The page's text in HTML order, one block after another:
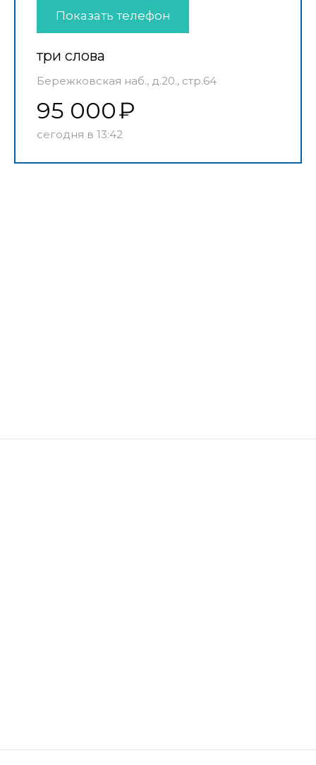
Показать телефон
три слова
Бережковская наб., д.20., стр.64
95 000
сегодня в 13:42